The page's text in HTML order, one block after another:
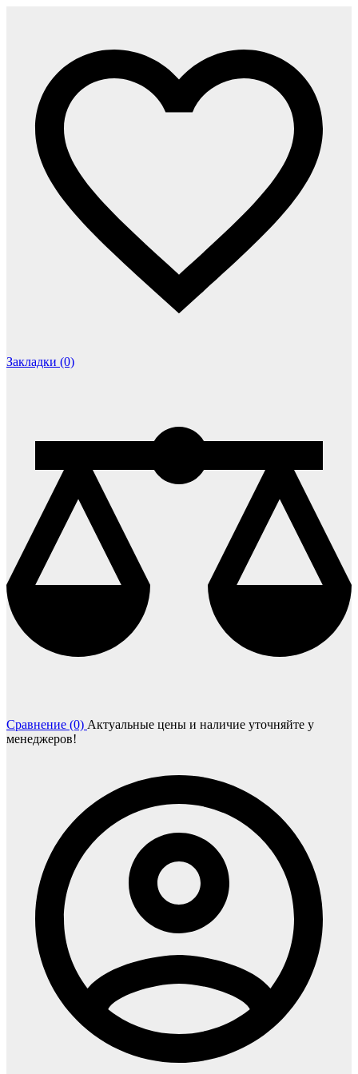
Закладки (0)
Сравнение (0) Актуальные цены и наличие уточняйте у
менеджеров!